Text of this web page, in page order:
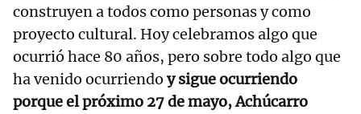
construyen a todos como personas y como
proyecto cultural. Hoy celebramos algo que
ocurrió hace 80 años, pero sobre todo algo que
ha venido ocurriendo y sigue ocurriendo
porque el próximo 27 de mayo, Achúcarro